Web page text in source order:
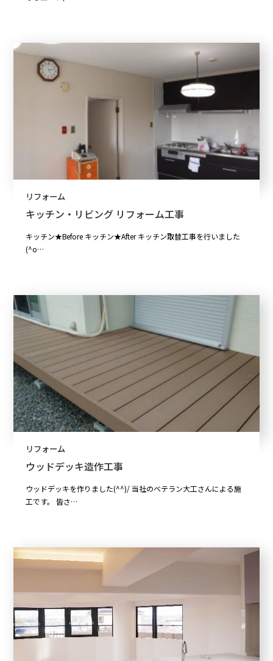
リフォーム
キッチン・リビング リフォーム工事
キッチン★Before キッチン★After キッチン取替工事を行いました
(^o…
リフォーム
ウッドデッキ造作工事
ウッドデッキを作りました(^^)/ 当社のベテラン大工さんによる施
工です。 皆さ…